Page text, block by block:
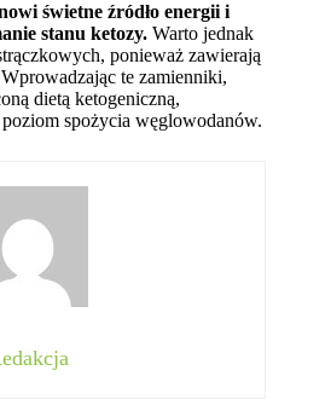
świetne źródło energii i
stanu ketozy. Warto jednak
ponieważ zawierają
te zamienniki,
dietą ketogeniczną,
spożycia węglowodanów.